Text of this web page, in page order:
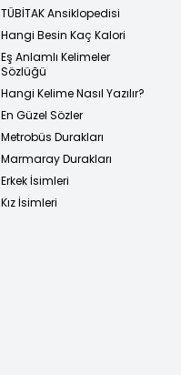
TÜBİTAK Ansiklopedisi
Hangi Besin Kaç Kalori
Eş Anlamlı Kelimeler
Sözlüğü
Hangi Kelime Nasıl Yazılır?
En Güzel Sözler
Metrobüs Durakları
Marmaray Durakları
Erkek İsimleri
Kız İsimleri